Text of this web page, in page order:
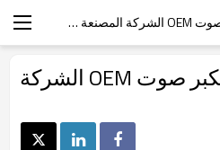
AUMSNA AUDIO مكبر صوت OEM الشركة المصنعة في الصين
AUMSNA AUDIO مكبر صوت OEM الشركة